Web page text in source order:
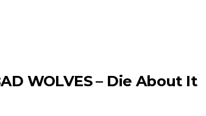
WOLVES – Die About It